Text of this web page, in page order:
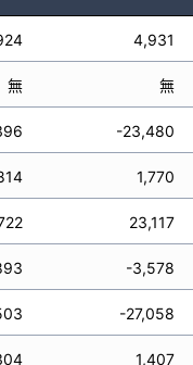
4,931
無 無
-23,480
1,770
23,117
-3,578
-27,058
1,407